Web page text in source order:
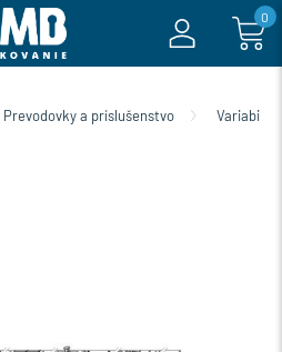
0
Prevodovky a príslušenstvo